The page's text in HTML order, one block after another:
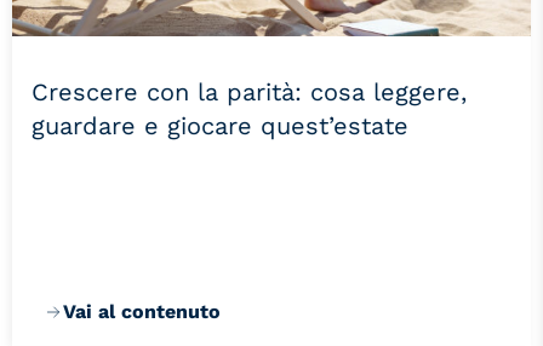
Crescere con la parità: cosa leggere,
guardare e giocare quest’estate
Vai al contenuto